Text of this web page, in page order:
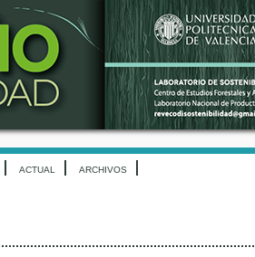
ACTUAL ARCHIVOS